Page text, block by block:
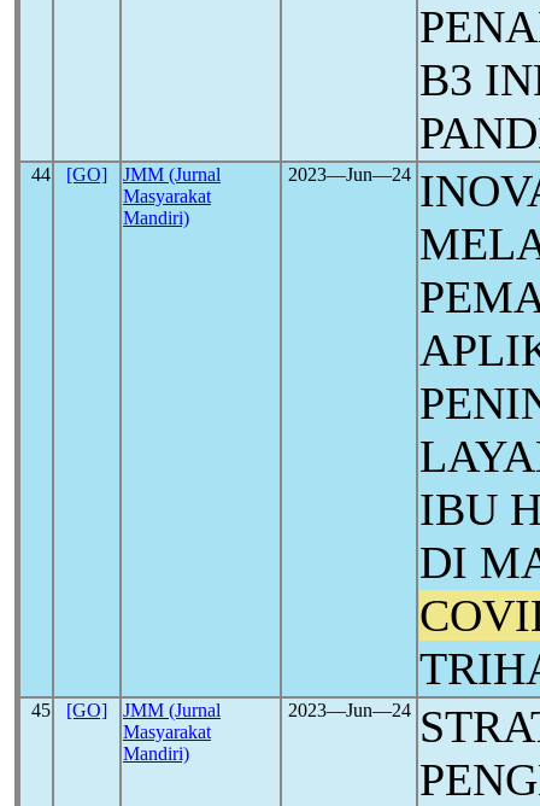
B3
44 [GO]
JMM (Jurnal
Masyarakat
Mandiri)
2023―Jun―24
IBU
DI
45 [GO]
JMM (Jurnal
Masyarakat
Mandiri)
2023―Jun―24